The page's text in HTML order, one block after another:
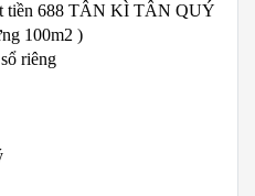
tiền 688 TÂN KÌ TÂN QUÝ
100m2 )
riêng